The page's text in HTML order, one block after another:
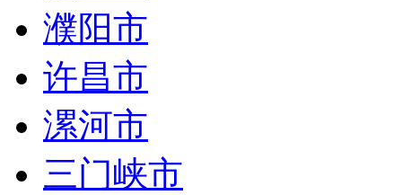
濮阳市
许昌市
漯河市
三门峡市